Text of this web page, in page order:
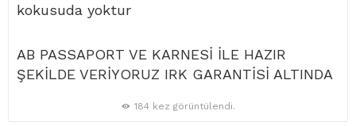
kokusuda yoktur
AB PASSAPORT VE KARNESİ İLE HAZIR
ŞEKİLDE VERİYORUZ IRK GARANTİSİ ALTINDA
184 kez görüntülendi.